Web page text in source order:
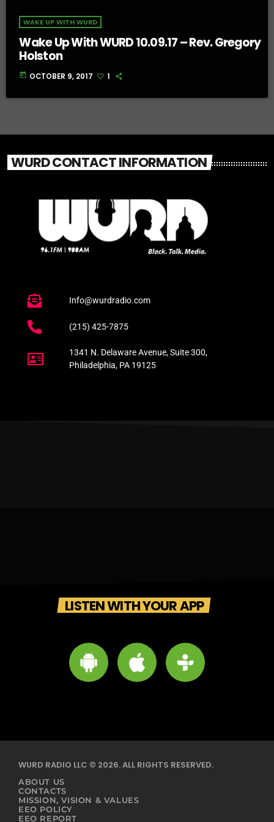
WAKE UP WITH WURD
Wake Up With WURD 10.09.17 – Rev. Gregory
Holston
today OCTOBER 9, 2017 1
WURD CONTACT INFORMATION
Info@wurdradio.com
(215) 425-7875
1341 N. Delaware Avenue, Suite 300,
Philadelphia, PA 19125
LISTEN WITH YOUR APP
WURD RADIO LLC © 2026. ALL RIGHTS RESERVED.
ABOUT US
CONTACTS
MISSION, VISION & VALUES
EEO POLICY
EEO REPORT